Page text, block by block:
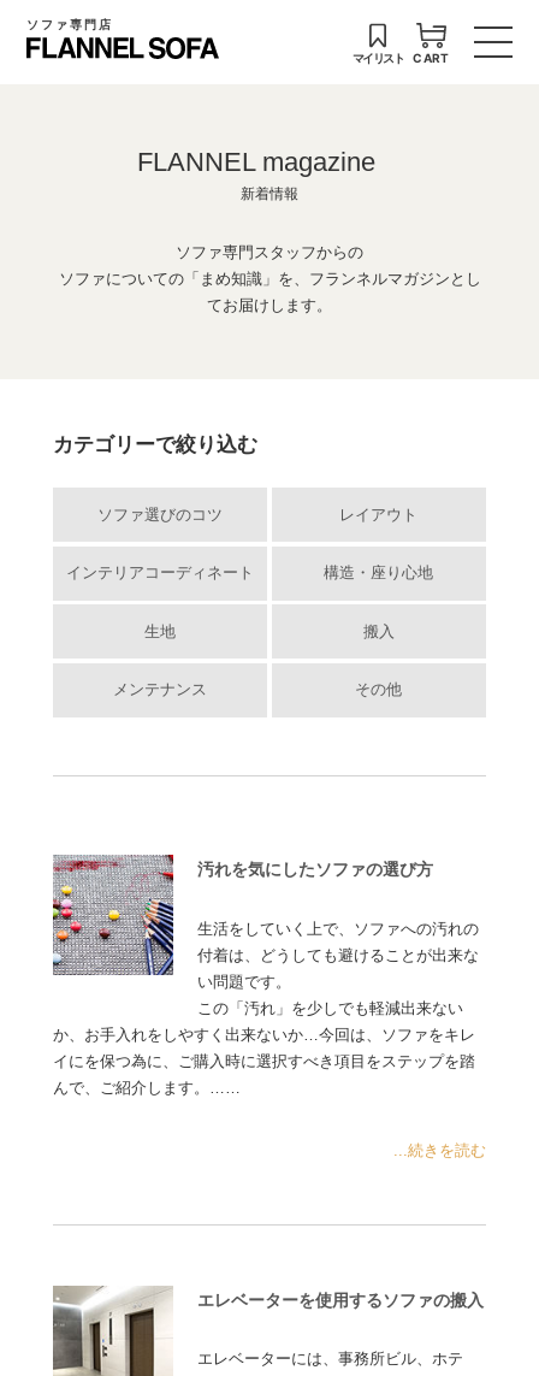
ソファ専門店
マイリスト CART
FLANNEL magazine
新着情報
ソファ専門スタッフからの
ソファについての「まめ知識」を、フランネルマガジンとし
てお届けします。
カテゴリーで絞り込む
ソファ選びのコツ レイアウト
インテリアコーディネート 構造・座り心地
生地 搬入
メンテナンス その他
汚れを気にしたソファの選び方
生活をしていく上で、ソファへの汚れの
付着は、どうしても避けることが出来な
い問題です。
この「汚れ」を少しでも軽減出来ない
か、お手入れをしやすく出来ないか…今回は、ソファをキレ
イにを保つ為に、ご購入時に選択すべき項目をステップを踏
んで、ご紹介します。……
...続きを読む
エレベーターを使用するソファの搬入
エレベーターには、事務所ビル、ホテ